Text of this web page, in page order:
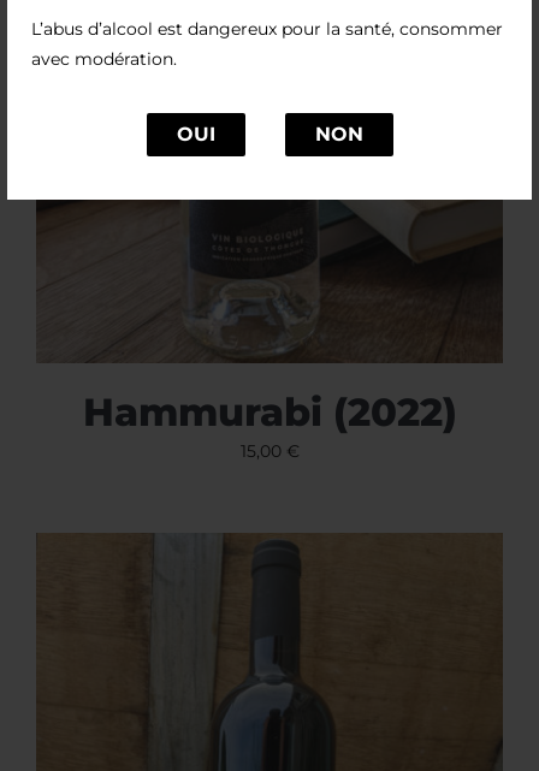
L’abus d’alcool est dangereux pour la santé, consommer
avec modération.
OUI NON
Hammurabi (2022)
15,00 €